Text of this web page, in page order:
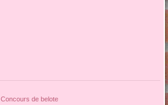
Concours de belote